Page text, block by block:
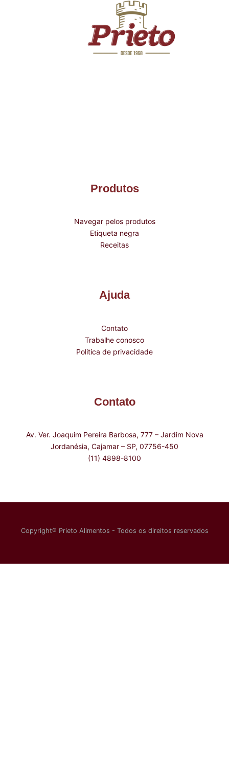
Produtos
Navegar pelos produtos
Etiqueta negra
Receitas
Ajuda
Contato
Trabalhe conosco
Politica de privacidade
Contato
Av. Ver. Joaquim Pereira Barbosa, 777 – Jardim Nova
Jordanésia, Cajamar – SP, 07756-450
(11) 4898-8100
Copyright® Prieto Alimentos - Todos os direitos reservados